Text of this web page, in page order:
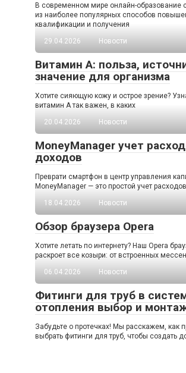
В современном мире онлайн-образование
из наиболее популярных способов
квалификации и получения
29.04.2026
Новости
Витамин А: польза,
значение для организма
Хотите сияющую кожу и острое зрение?
витамин А так важен, в каких
20.04.2026
Новости
MoneyManager учет
доходов
Преврати смартфон в центр управления
MoneyManager — это простой учет
18.04.2026
Новости
Обзор браузера Opera
Хотите летать по интернету? Наш Opera
раскроет все козыри: от встроенных
06.04.2026
Новости
Фитинги для труб в
отопления выбор и
Забудьте о протечках! Мы расскажем, как
выбрать фитинги для труб, чтобы создать